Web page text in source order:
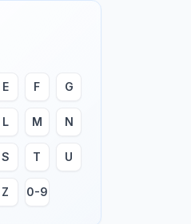
E F G
L M N
S T U
Z 0-9